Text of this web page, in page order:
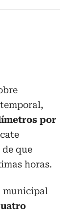
por
que
horas.
municipal